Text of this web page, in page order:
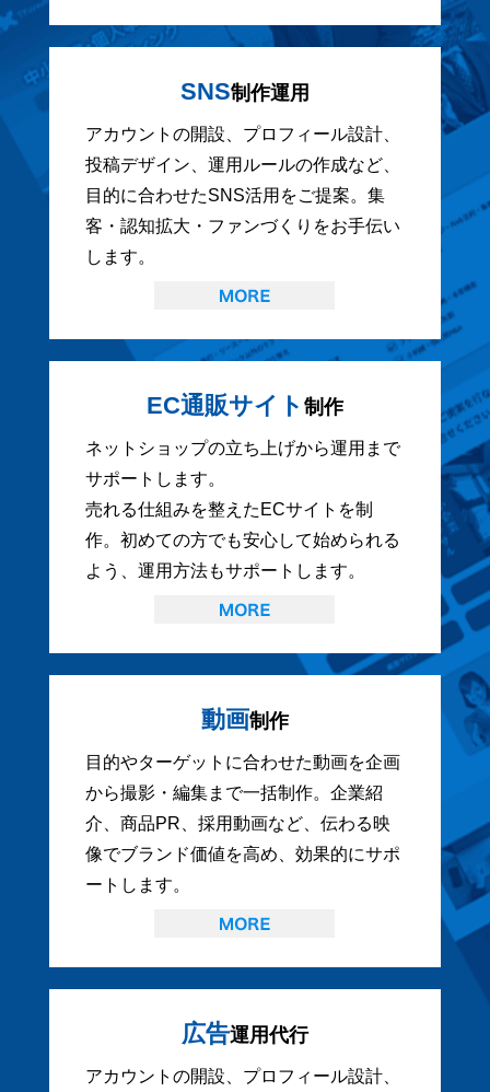
SNS制作運用
アカウントの開設、プロフィール設計、
投稿デザイン、運用ルールの作成など、
目的に合わせたSNS活用をご提案。集
客・認知拡大・ファンづくりをお手伝い
します。
EC通販サイト 制作
ネットショップの立ち上げから運用まで
サポートします。
売れる仕組みを整えたECサイトを制
作。初めての方でも安心して始められる
よう、運用方法もサポートします。
動画制作
目的やターゲットに合わせた動画を企画
から撮影・編集まで一括制作。企業紹
介、商品PR、採用動画など、伝わる映
像でブランド価値を高め、効果的にサポ
ートします。
広告運用代行
アカウントの開設、プロフィール設計、